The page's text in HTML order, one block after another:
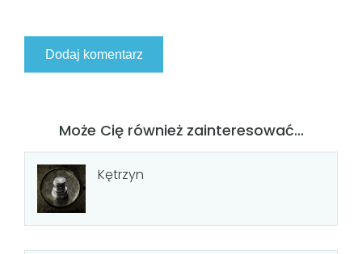
Może Cię również zainteresować...
Kętrzyn